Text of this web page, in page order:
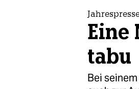
Eine
tabu
Bei